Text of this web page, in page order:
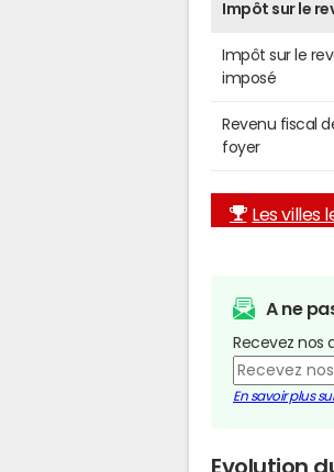
Impôt sur le
Impôt sur le
imposé
Revenu fiscal
foyer
Les villes
A ne
Recevez nos
En savoir plus
Evolution